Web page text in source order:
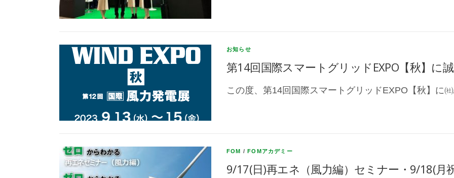
お知らせ
第14回国際スマートグリッドEXPO【秋】に
この度、第14回国際スマートグリッドEXPO【秋】に
FOM /FOMアカデミー
9/17(日)再エネ（風力編）セミナー・9/18(月